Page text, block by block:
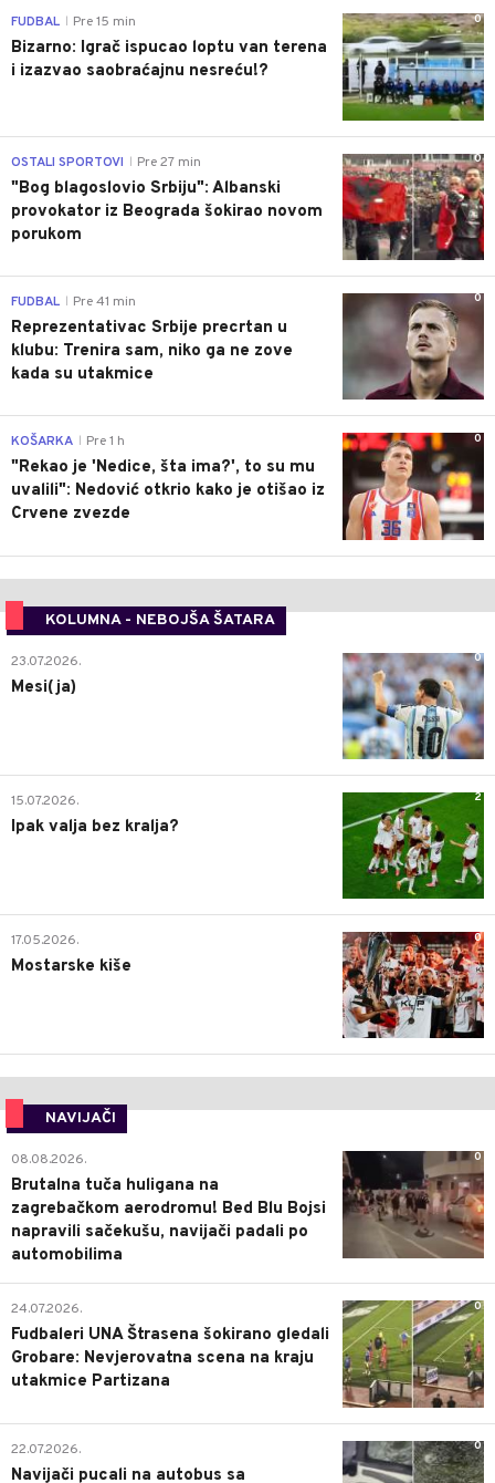
0
FUDBAL Pre 15 min
Bizarno: Igrač ispucao loptu van terena
i izazvao saobraćajnu nesreću!?
0
OSTALI SPORTOVI Pre 27 min
"Bog blagoslovio Srbiju": Albanski
provokator iz Beograda šokirao novom
porukom
0
FUDBAL Pre 41 min
Reprezentativac Srbije precrtan u
klubu: Trenira sam, niko ga ne zove
kada su utakmice
0
KOŠARKA Pre 1 h
"Rekao je 'Nedice, šta ima?', to su mu
uvalili": Nedović otkrio kako je otišao iz
Crvene zvezde
KOLUMNA - NEBOJŠA ŠATARA
0
23.07.2026.
Mesi(ja)
2
15.07.2026.
Ipak valja bez kralja?
0
17.05.2026.
Mostarske kiše
NAVIJAČI
0
08.08.2026.
Brutalna tuča huligana na
zagrebačkom aerodromu! Bed Blu Bojsi
napravili sačekušu, navijači padali po
automobilima
0
24.07.2026.
Fudbaleri UNA Štrasena šokirano gledali
Grobare: Nevjerovatna scena na kraju
utakmice Partizana
0
22.07.2026.
Navijači pucali na autobus sa